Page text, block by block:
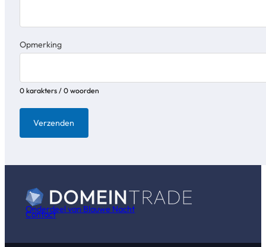
Opmerking
0 karakters / 0 woorden
Verzenden
Onderdeel van Blauwe Nacht
Contact